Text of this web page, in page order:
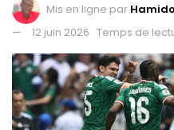
Mis en ligne par
12 juin 2026 Temps de